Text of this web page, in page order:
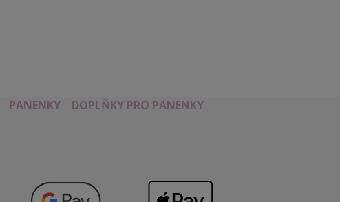
PANENKY DOPLŇKY PRO PANENKY